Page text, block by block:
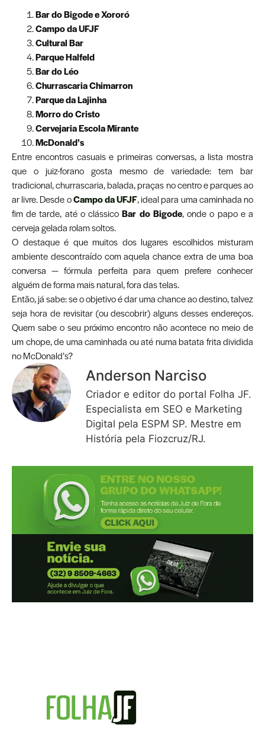
Bar do Bigode e Xororó
Campo da UFJF
Cultural Bar
Parque Halfeld
Bar do Léo
Churrascaria Chimarron
Parque da Lajinha
Morro do Cristo
Cervejaria Escola Mirante
McDonald’s
Entre encontros casuais e primeiras conversas, a lista mostra
que o juiz-forano gosta mesmo de variedade: tem bar
tradicional, churrascaria, balada, praças no centro e parques ao
ar livre. Desde oCampo da UFJF, ideal para uma caminhada no
fim de tarde, até o clássicoBar do Bigode, onde o papo e a
cerveja gelada rolam soltos.
O destaque é que muitos dos lugares escolhidos misturam
ambiente descontraído com aquela chance extra de uma boa
conversa — fórmula perfeita para quem prefere conhecer
alguém de forma mais natural, fora das telas.
Então, já sabe: se o objetivo é dar uma chance ao destino, talvez
seja hora de revisitar (ou descobrir) alguns desses endereços.
Quem sabe o seu próximo encontro não acontece no meio de
um chope, de uma caminhada ou até numa batata frita dividida
no McDonald’s?
Anderson Narciso
Criador e editor do portal Folha JF.
Especialista em SEO e Marketing
Digital pela ESPM SP. Mestre em
História pela Fiozcruz/RJ.